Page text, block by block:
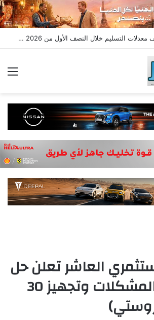
مدينة مصر تضاعف معدلات التسليم خلال النصف الأول من 2026 وتسجل مبيعات جديدة بقيمة 28.4 مليار جنيه
العاشر تعلن حل
العديد من المشكلات وتجهيز 30